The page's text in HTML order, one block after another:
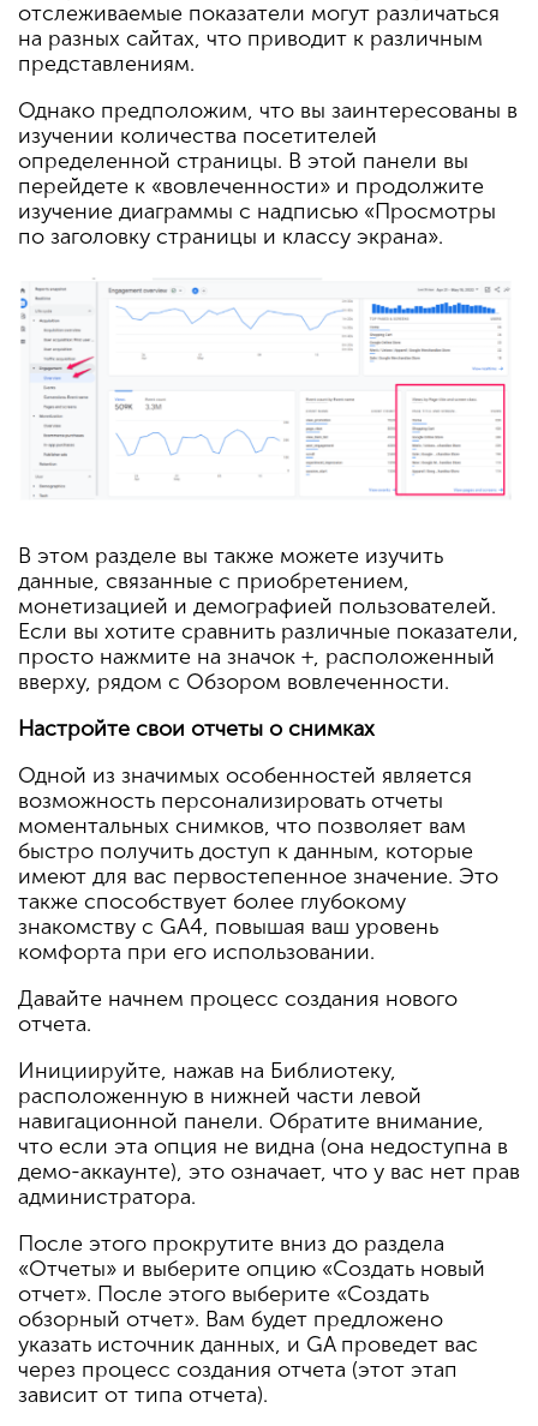
отслеживаемые показатели могут различаться
на разных сайтах, что приводит к различным
представлениям.
Однако предположим, что вы заинтересованы в
изучении количества посетителей
определенной страницы. В этой панели вы
перейдете к «вовлеченности» и продолжите
изучение диаграммы с надписью «Просмотры
по заголовку страницы и классу экрана».
В этом разделе вы также можете изучить
данные, связанные с приобретением,
монетизацией и демографией пользователей.
Если вы хотите сравнить различные показатели,
просто нажмите на значок +, расположенный
вверху, рядом с Обзором вовлеченности.
Настройте свои отчеты о снимках
Одной из значимых особенностей является
возможность персонализировать отчеты
моментальных снимков, что позволяет вам
быстро получить доступ к данным, которые
имеют для вас первостепенное значение. Это
также способствует более глубокому
знакомству с GA4, повышая ваш уровень
комфорта при его использовании.
Давайте начнем процесс создания нового
отчета.
Инициируйте, нажав на Библиотеку,
расположенную в нижней части левой
навигационной панели. Обратите внимание,
что если эта опция не видна (она недоступна в
демо-аккаунте), это означает, что у вас нет прав
администратора.
После этого прокрутите вниз до раздела
«Отчеты» и выберите опцию «Создать новый
отчет». После этого выберите «Создать
обзорный отчет». Вам будет предложено
указать источник данных, и GA проведет вас
через процесс создания отчета (этот этап
зависит от типа отчета).